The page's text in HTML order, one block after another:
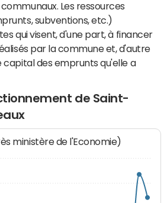
Les ressources
subventions, etc.)
qui visent, d'une part, à financer
par la commune et, d'autre
capital des emprunts qu'elle a
de Saint-
ministère de l'Economie)